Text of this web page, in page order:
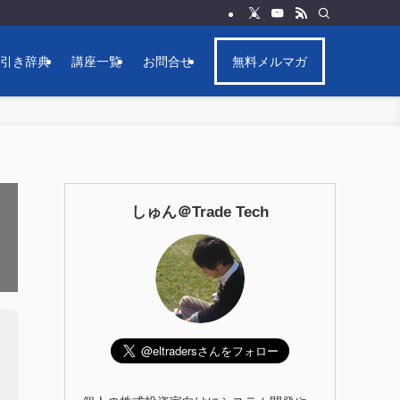
き辞典 講座一覧 お問合せ 無料メルマガ
しゅん＠Trade Tech